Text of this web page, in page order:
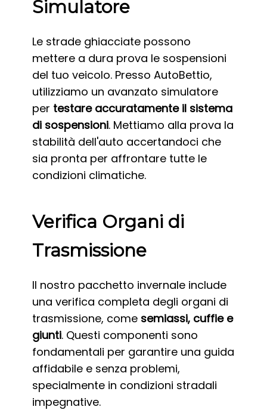
Simulatore
Le strade ghiacciate possono
mettere a dura prova le sospensioni
del tuo veicolo. Presso AutoBettio,
utilizziamo un avanzato simulatore
per testare accuratamente il sistema
di sospensioni. Mettiamo alla prova la
stabilità dell'auto accertandoci che
sia pronta per affrontare tutte le
condizioni climatiche.
Verifica Organi di
Trasmissione
Il nostro pacchetto invernale include
una verifica completa degli organi di
trasmissione, come semiassi, cuffie e
giunti. Questi componenti sono
fondamentali per garantire una guida
affidabile e senza problemi,
specialmente in condizioni stradali
impegnative.